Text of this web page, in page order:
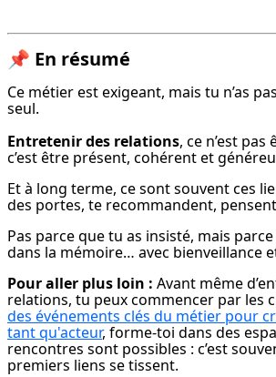
📌 En résumé
Ce métier est exigeant, mais tu n’as
seul.
Entretenir des relations, ce n’est
c’est être présent, cohérent et
Et à long terme, ce sont souvent ces
des portes, te recommandent,
Pas parce que tu as insisté, mais
dans la mémoire… avec bienveillance
Pour aller plus loin : Avant même
relations, tu peux commencer par les
des événements clés du métier pour
tant qu'acteur, forme-toi dans des
rencontres sont possibles : c’est
premiers liens se tissent.